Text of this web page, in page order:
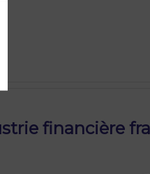
financière